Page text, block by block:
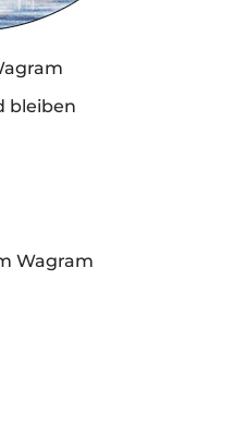
bleiben
Wagram